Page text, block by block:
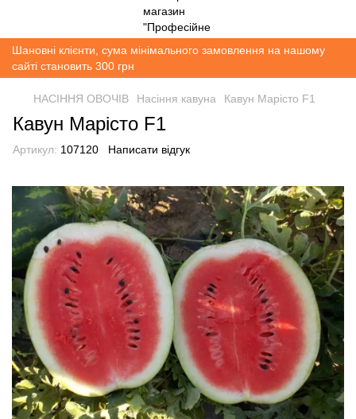
Шановні клієнти, сума мінімального замовлення на нашому
сайті становить 300 грн
НАСІННЯ ОВОЧІВ Насіння кавуна Кавун Марісто F1
Кавун Марісто F1
Артикул: 107120 Написати відгук